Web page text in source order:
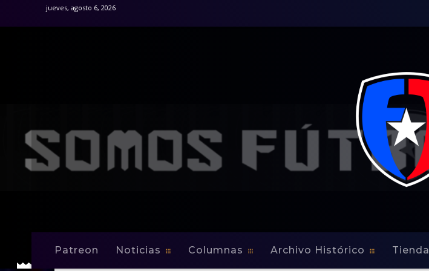
jueves, agosto 6, 2026
Patreon Noticias Columnas Archivo Histórico Tienda